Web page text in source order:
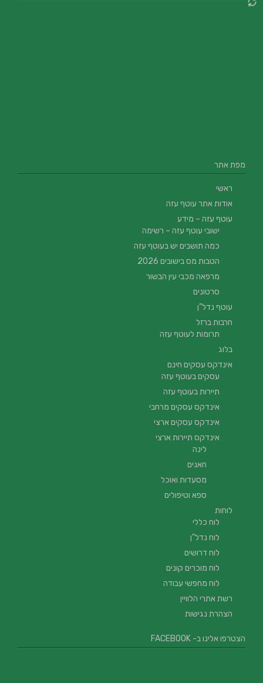
מפת אתר
ראשי
אודות אתר עוטף עזה
עוטף עזה – מידע
ישובי עוטף עזה – רשימה
כמה תושבים יש בעוטף עזה
הטבות מס בישובים 2026
מרפאה מכבי עין הבשור
סרטונים
עוטף נדל”ן
חרבות ברזל
תרומות לעוטף עזה
בלוג
אינדקס עסקים חינם
עסקים בעוטף עזה
תיירות בעוטף עזה
אינדקס עסקים מרחבי
אינדקס עסקים ארצי
אינדקס תיירות ארצי
לינה
חאנים
מסעדות ואוכל
ספא וטיפולים
לוחות
לוח כללי
לוח נדל"ן
לוח דרושים
לוח מוכרים קונים
לוח מחפשי עבודה
רשת אתרי הלוויין
הצהרת נגישות
הצטרפו אלינו ב- FACEBOOK